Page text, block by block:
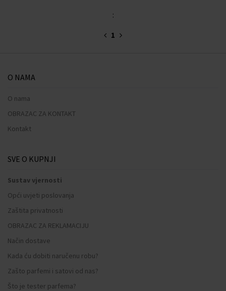
:
1
O NAMA
O nama
OBRAZAC ZA KONTAKT
Kontakt
SVE O KUPNJI
Sustav vjernosti
Opći uvjeti poslovanja
Zaštita privatnosti
OBRAZAC ZA REKLAMACIJU
Način dostave
Kada ću dobiti naručenu robu?
Zašto parfemi i satovi od nas?
Što je tester parfema?